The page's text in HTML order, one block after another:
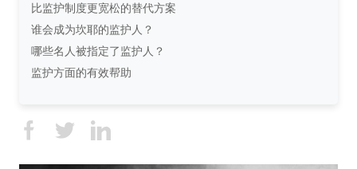
比监护制度更宽松的替代方案
谁会成为坎耶的监护人？
哪些名人被指定了监护人？
监护方面的有效帮助